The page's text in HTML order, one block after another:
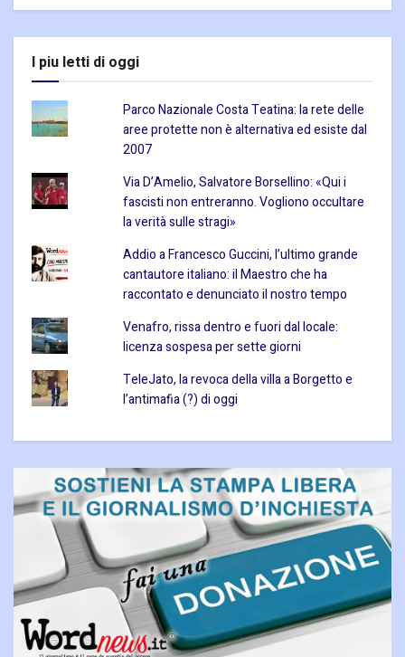
I piu letti di oggi
Parco Nazionale Costa Teatina: la rete delle
aree protette non è alternativa ed esiste dal
2007
Via D’Amelio, Salvatore Borsellino: «Qui i
fascisti non entreranno. Vogliono occultare
la verità sulle stragi»
Addio a Francesco Guccini, l’ultimo grande
cantautore italiano: il Maestro che ha
raccontato e denunciato il nostro tempo
Venafro, rissa dentro e fuori dal locale:
licenza sospesa per sette giorni
TeleJato, la revoca della villa a Borgetto e
l’antimafia (?) di oggi